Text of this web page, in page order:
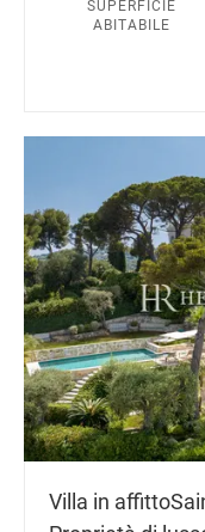
SUPERFICIE
ABITABILE
Villa in affitto